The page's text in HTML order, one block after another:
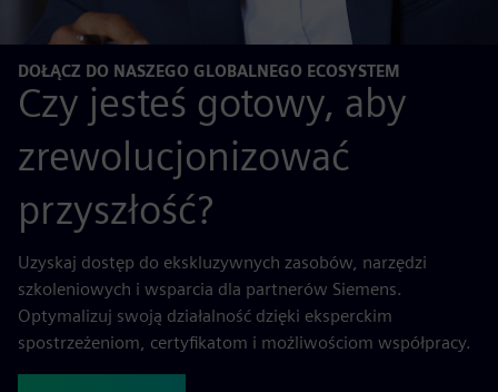
DOŁĄCZ DO NASZEGO GLOBALNEGO ECOSYSTEM
Czy jesteś gotowy, aby
zrewolucjonizować
przyszłość?
Uzyskaj dostęp do ekskluzywnych zasobów, narzędzi
szkoleniowych i wsparcia dla partnerów Siemens.
Optymalizuj swoją działalność dzięki eksperckim
spostrzeżeniom, certyfikatom i możliwościom współpracy.